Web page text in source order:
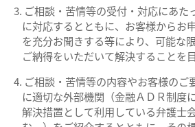
ご相談・苦情等の受付・対応にあた
に対応するとともに、お客様からお
を充分お聞きする等により、可能な
ご納得をいただいて解決することを目
ご相談・苦情等の内容やお客様のご
に適切な外部機関（金融ＡＤＲ制度
解決措置として利用している弁護士